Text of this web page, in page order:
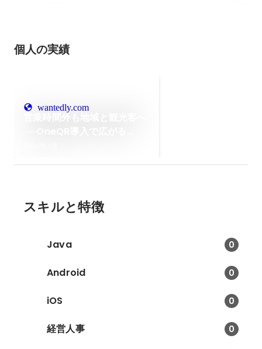
個人の実績
wantedly.com
スキルと特徴
Java 0
Android 0
iOS 0
経営人事 0